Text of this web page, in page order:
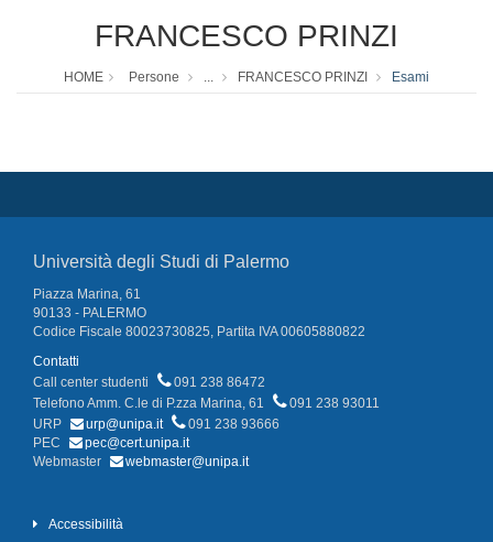
FRANCESCO PRINZI
HOME Persone ... FRANCESCO PRINZI Esami
Università degli Studi di Palermo
Piazza Marina, 61
90133 - PALERMO
Codice Fiscale 80023730825, Partita IVA 00605880822
Contatti
Call center studenti
091 238 86472
Telefono Amm. C.le di P.zza Marina, 61
091 238 93011
URP
urp@unipa.it
091 238 93666
PEC
pec@cert.unipa.it
Webmaster
webmaster@unipa.it
Accessibilità